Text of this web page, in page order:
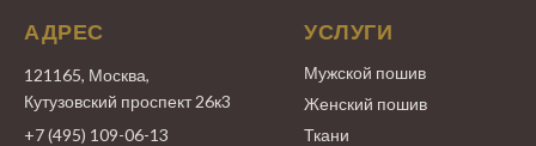
АДРЕС
121165, Москва,
Кутузовский проспект 26к3
+7 (495) 109-06-13
УСЛУГИ
Мужской пошив
Женский пошив
Ткани